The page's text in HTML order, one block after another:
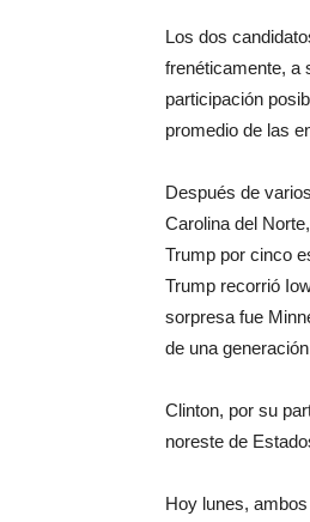
Los dos
frenéticamente, a
participación
promedio de las
Después de
Carolina del
Trump por cinco
Trump recorrió
sorpresa fue
de una
Clinton, por su
noreste de
Hoy lunes,